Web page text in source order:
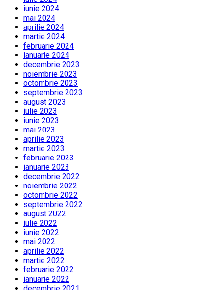
iunie 2024
mai 2024
aprilie 2024
martie 2024
februarie 2024
ianuarie 2024
decembrie 2023
noiembrie 2023
octombrie 2023
septembrie 2023
august 2023
iulie 2023
iunie 2023
mai 2023
aprilie 2023
martie 2023
februarie 2023
ianuarie 2023
decembrie 2022
noiembrie 2022
octombrie 2022
septembrie 2022
august 2022
iulie 2022
iunie 2022
mai 2022
aprilie 2022
martie 2022
februarie 2022
ianuarie 2022